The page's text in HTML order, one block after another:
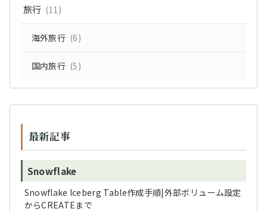
旅行 (11)
海外旅行 (6)
国内旅行 (5)
最新記事
Snowflake
Snowflake Iceberg Table作成手順|外部ボリューム設定
からCREATEまで